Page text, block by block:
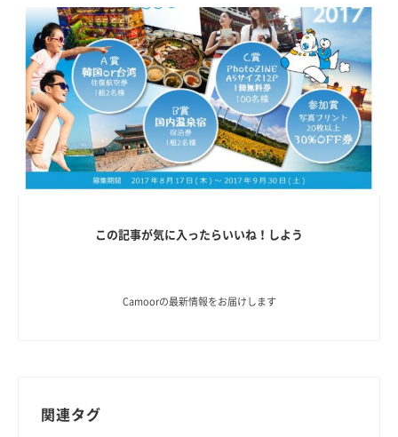
この記事が気に入ったらいいね！しよう
Camoorの最新情報をお届けします
関連タグ